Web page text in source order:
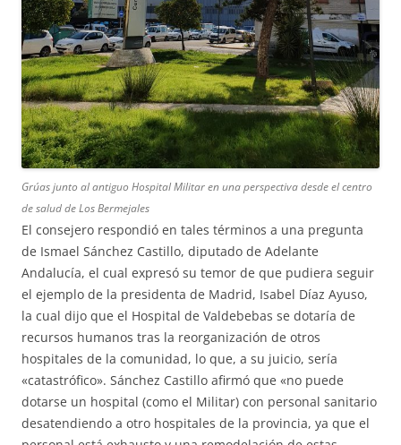
Grúas junto al antiguo Hospital Militar en una perspectiva desde el centro
de salud de Los Bermejales
El consejero respondió en tales términos a una pregunta
de Ismael Sánchez Castillo, diputado de Adelante
Andalucía, el cual expresó su temor de que pudiera seguir
el ejemplo de la presidenta de Madrid, Isabel Díaz Ayuso,
la cual dijo que el Hospital de Valdebebas se dotaría de
recursos humanos tras la reorganización de otros
hospitales de la comunidad, lo que, a su juicio, sería
«catastrófico». Sánchez Castillo afirmó que «no puede
dotarse un hospital (como el Militar) con personal sanitario
desatendiendo a otro hospitales de la provincia, ya que el